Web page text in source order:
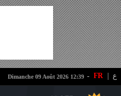
- FR ع Dimanche 09 Août 2026 12:39